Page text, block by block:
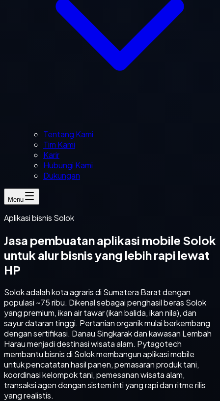
Tentang Kami
Tim Kami
Karir
Hubungi Kami
Dukungan
Menu
Aplikasi bisnis Solok
Jasa pembuatan aplikasi mobile Solok
untuk alur bisnis yang lebih rapi lewat
HP
Solok adalah kota agraris di Sumatera Barat dengan
populasi ~75 ribu. Dikenal sebagai penghasil beras Solok
yang premium, ikan air tawar (ikan balida, ikan nila), dan
sayur dataran tinggi. Pertanian organik mulai berkembang
dengan sertifikasi. Danau Singkarak dan kawasan Lembah
Harau menjadi destinasi wisata alam. Pytagotech
membantu bisnis di Solok membangun aplikasi mobile
untuk pencatatan hasil panen, pemasaran produk tani,
koordinasi kelompok tani, pemesanan wisata alam,
transaksi agen dengan sistem inti yang rapi dan ritme rilis
yang realistis.